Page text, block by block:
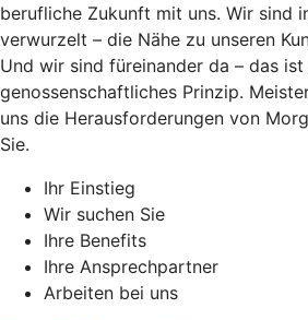
berufliche Zukunft mit uns. Wir sind
verwurzelt – die Nähe zu unseren
Und wir sind füreinander da – das ist
genossenschaftliches Prinzip.
uns die Herausforderungen von
Sie.
Ihr Einstieg
Wir suchen Sie
Ihre Benefits
Ihre Ansprechpartner
Arbeiten bei uns